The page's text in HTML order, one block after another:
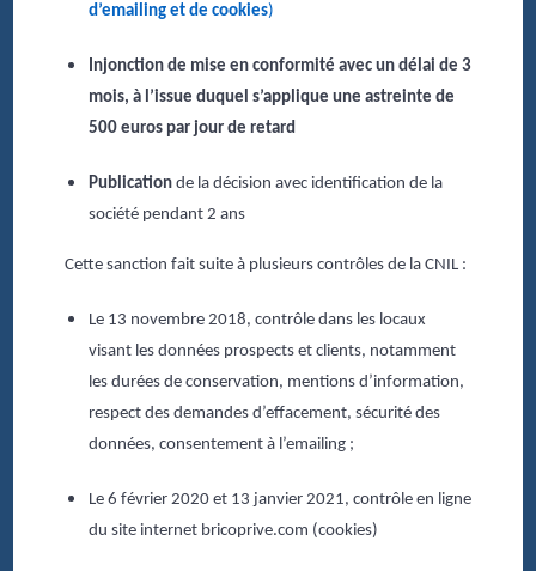
d’emailing et de cookies)
Injonction de mise en conformité avec un délai de 3
mois, à l’issue duquel s’applique une astreinte de
500 euros par jour de retard
Publicationde la décision avec identification de la
société pendant 2 ans
Cette sanction fait suite à plusieurs contrôles de la CNIL :
Le 13 novembre 2018, contrôle dans les locaux
visant les données prospects et clients, notamment
les durées de conservation, mentions d’information,
respect des demandes d’effacement, sécurité des
données, consentement à l’emailing ;
Le 6 février 2020 et 13 janvier 2021, contrôle en ligne
du site internet bricoprive.com (cookies)